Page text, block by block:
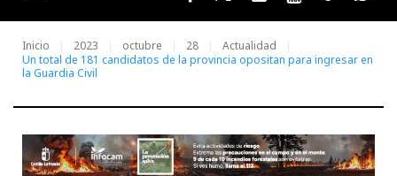
Inicio 2023 octubre 28
Actualidad
Un total de 181 candidatos de la provincia opositan para ingresar en
la Guardia Civil